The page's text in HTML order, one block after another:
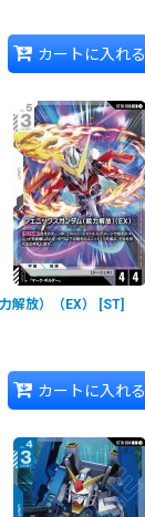
カートに入れる
解放）（EX） [ST]
カートに入れる